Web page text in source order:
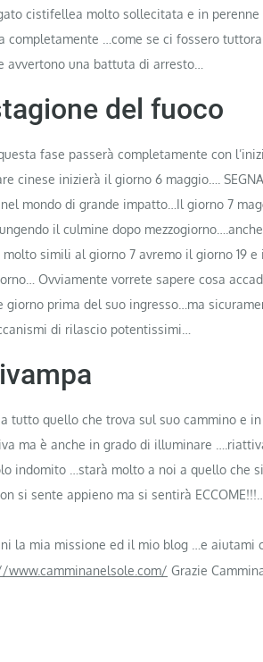
cistifellea molto sollecitata e in
completamente …come se ci fossero
avvertono una battuta di arresto…
del fuoco
fase passerà completamente con
cinese inizierà il giorno 6 maggio….
mondo di grande impatto…Il giorno 7
il culmine dopo
simili al giorno 7 avremo il giorno 19
Ovviamente vorrete sapere cosa
giorno prima del suo ingresso…ma
di rilascio potentissimi…
tutto quello che trova sul suo cammino e
ma è anche in grado di illuminare
indomito …starà molto a noi a quello che
si sente appieno ma si sentirà
la mia missione ed il mio blog …e aiutami
www.camminanelsole.com/ Grazie